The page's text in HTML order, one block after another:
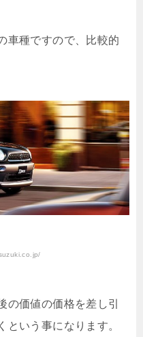
車種ですので、比較的
の価値の価格を差し引
という事になります。